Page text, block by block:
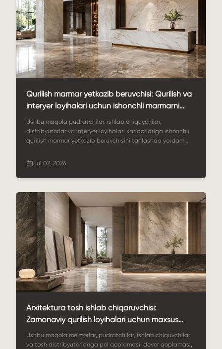
Qurilish marmar yetkazib beruvchisi: Qurilish va
interyer loyihalari uchun ishonchli marmarni
qanday topish mumkin
Ushbu maqola pudratchilar, ishlab chiquvchilar,
distribyutorlar va interyer loyihalari xaridorlariga ishonchli
qurilish marmar yetkazib beruvchisini tanlashda yordam
o'lchamlar, sirt qoplamalari, sifat nazorati, eksport
qadoqlashi va StoneSale global marmar loyihalari
ta'minotini qanday qo'llab-quvvatlashi yoritilgan.
Jul 02, 2026
Arxitektura tosh ishlab chiqaruvchisi:
Zamonaviy qurilish loyihalari uchun maxsus
tosh yechimlari
Ushbu maqola me'morlar, pudratchilar, ishlab chiquvchilar
va tosh distribyutorlariga pol qoplamasi, devor qoplamasi,